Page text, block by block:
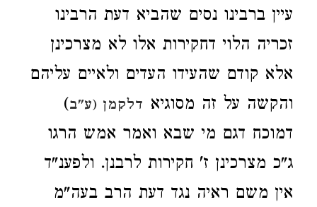
עיין ברבינו נסים שהביא דעת הרבינו
זכריה הלוי דחקירות אלו לא מצרכינן
אלא קודם שהעידו העדים ולאיים עליהם
והקשה על זה מסוגיא דלקמן (ע"ב)
דמוכח דגם מי שבא ואמר אמש הרגו
ג"כ מצרכינן ז' חקירות לרבנן. ולפענ"ד
אין משם ראיה נגד דעת הרב בעה"מ